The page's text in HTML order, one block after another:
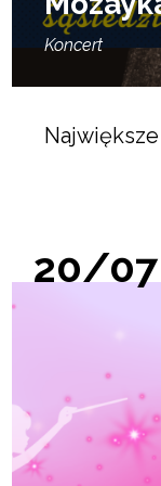
Koncert
20/07